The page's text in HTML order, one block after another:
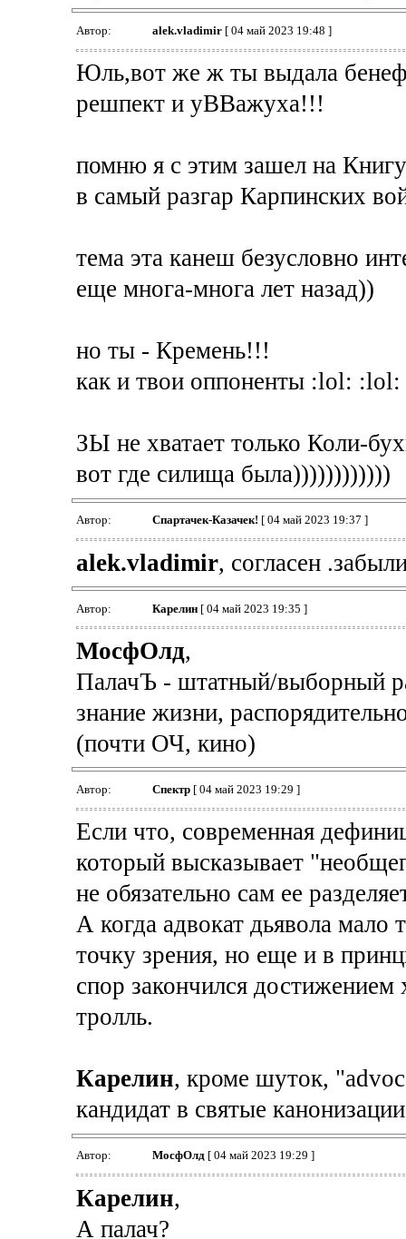
Автор: alek.vladimir[ 04 май 2023 19:48 ]
Юль,вот же ж ты выдала
решпект и уВВажуха!!!
помню я с этим зашел на
в самый разгар Карпинских
тема эта канеш безусловно
еще многа-многа лет назад))
но ты - Кремень!!!
как и твои оппоненты :lol:
ЗЫ не хватает только Коли-
вот где силища была))))))))))))
Автор: Спартачек-Казачек! [ 04 май 2023 19:37 ]
alek.vladimir, согласен
Автор: Карелин[ 04 май 2023 19:35 ]
МосфОлд,
ПалачЪ - штатный/выборный
знание жизни,
(почти ОЧ, кино)
Автор: Спектр[ 04 май 2023 19:29 ]
Если что, современная
который высказывает
не обязательно сам ее
А когда адвокат дьявола мало
точку зрения, но еще и в
спор закончился достижением
тролль.
Карелин, кроме шуток,
кандидат в святые
Автор: МосфОлд[ 04 май 2023 19:29 ]
Карелин,
А палач?